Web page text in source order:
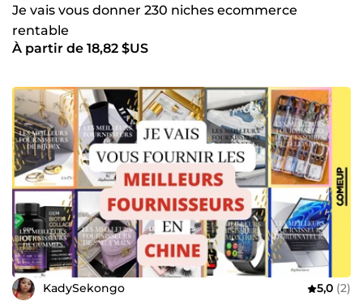
Je vais vous donner 230 niches ecommerce
rentable
À partir de 18,82 $US
KadySekongo 5,0 (2)